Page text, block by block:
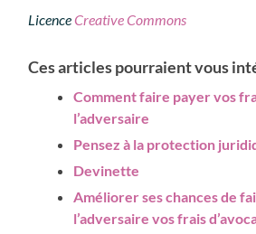
LicenceCreative Commons
Ces articles pourraient vous
Comment faire payer vos
l’adversaire
Pensez à la protection
Devinette
Améliorer ses chances de
l’adversaire vos frais